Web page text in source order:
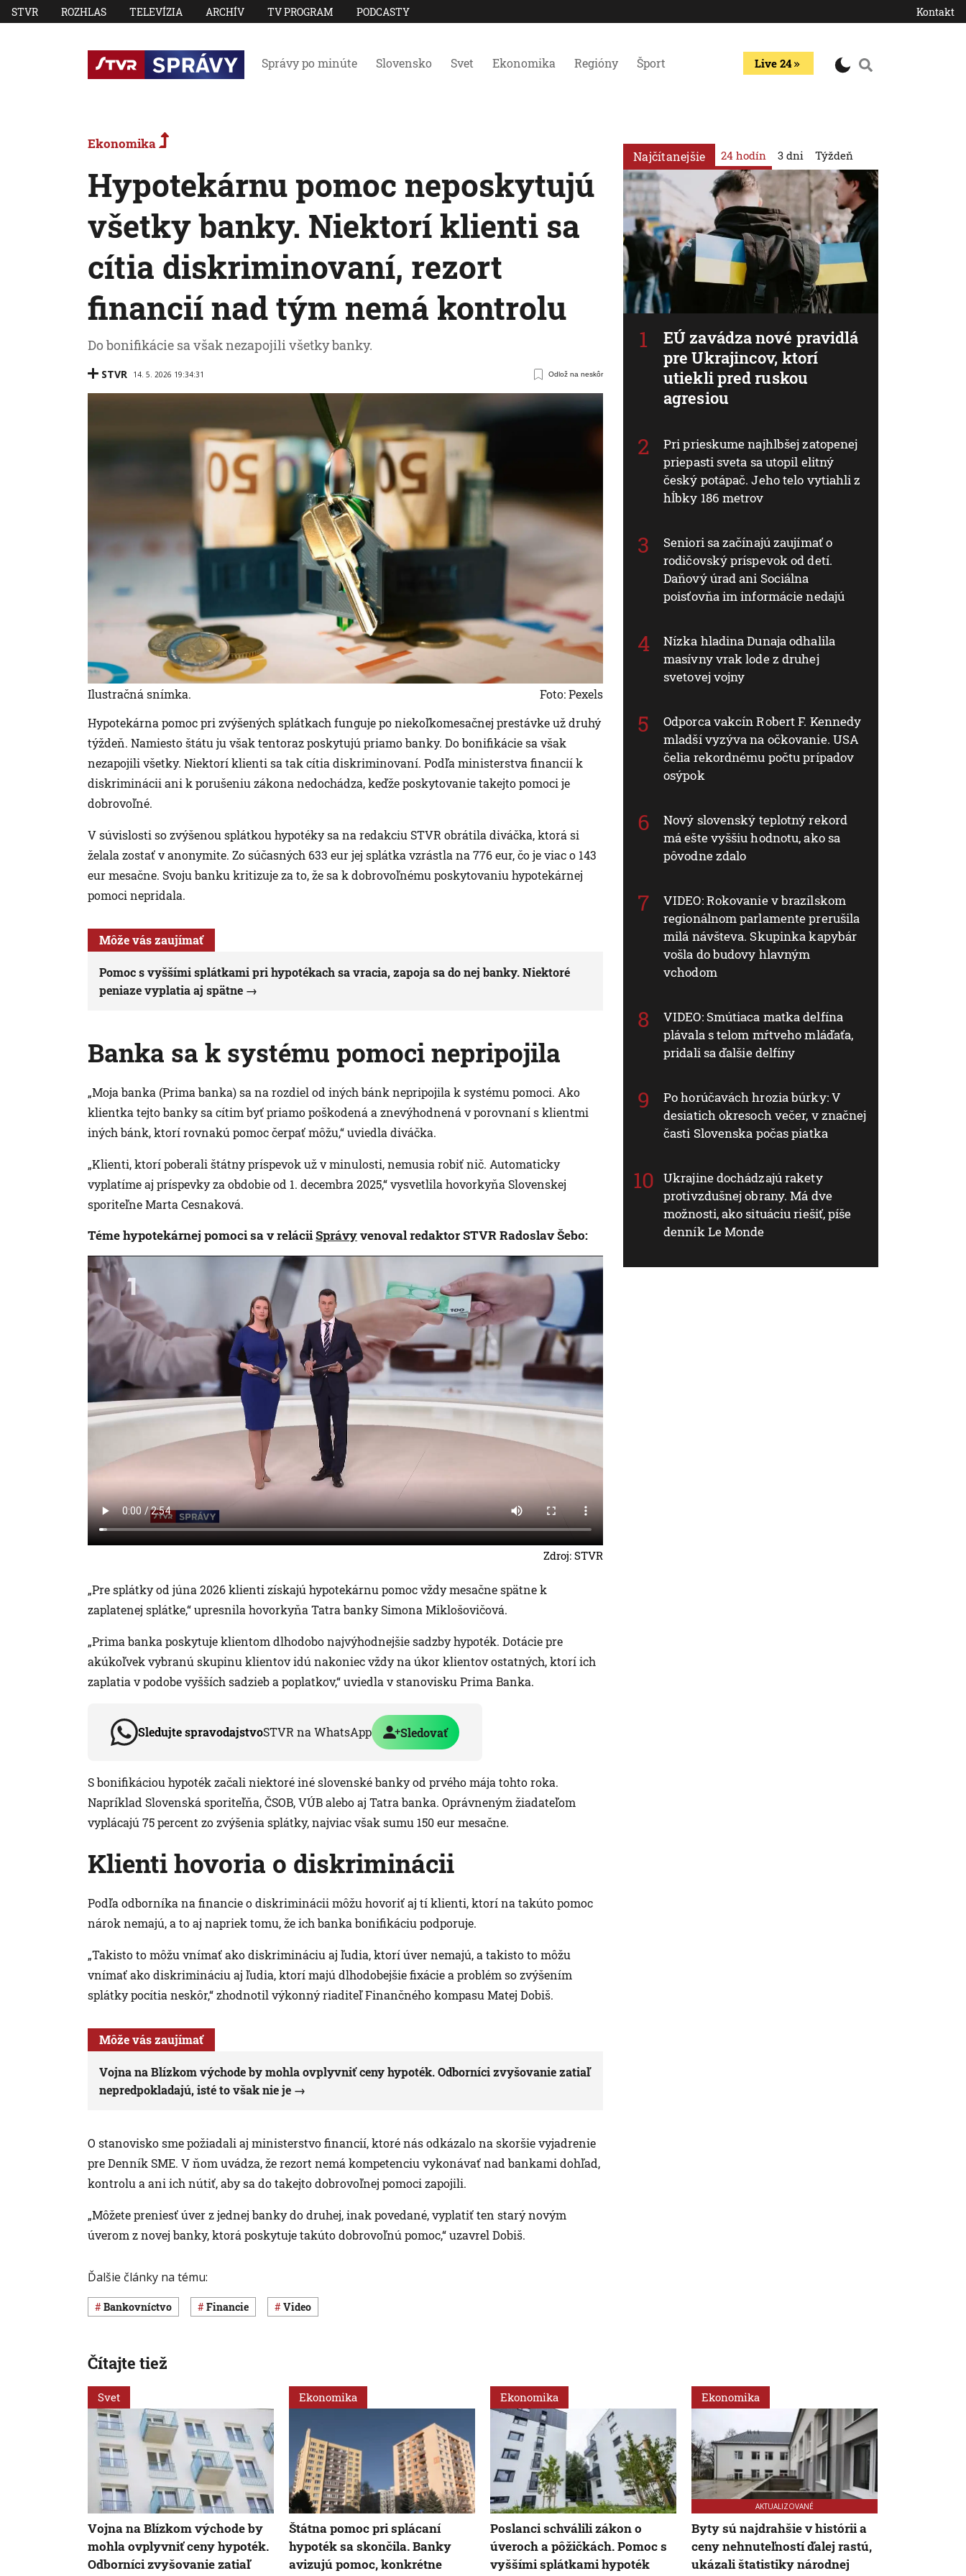
STVR ROZHLAS TELEVÍZIA ARCHÍV TV PROGRAM PODCASTY Kontakt
Správy po minúte Slovensko Svet Ekonomika Regióny Šport Live 24
Ekonomika
Hypotekárnu pomoc neposkytujú
všetky banky. Niektorí klienti sa
cítia diskriminovaní, rezort
financií nad tým nemá kontrolu
Do bonifikácie sa však nezapojili všetky banky.
STVR 14. 5. 2026 19:34:31 Odlož na neskôr
Ilustračná snímka.
Foto: Pexels
Hypotekárna pomoc pri zvýšených splátkach funguje po niekoľkomesačnej prestávke už druhý
týždeň. Namiesto štátu ju však tentoraz poskytujú priamo banky. Do bonifikácie sa však
nezapojili všetky. Niektorí klienti sa tak cítia diskriminovaní. Podľa ministerstva financií k
diskriminácii ani k porušeniu zákona nedochádza, keďže poskytovanie takejto pomoci je
dobrovoľné.
V súvislosti so zvýšenou splátkou hypotéky sa na redakciu STVR obrátila diváčka, ktorá si
želala zostať v anonymite. Zo súčasných 633 eur jej splátka vzrástla na 776 eur, čo je viac o 143
eur mesačne. Svoju banku kritizuje za to, že sa k dobrovoľnému poskytovaniu hypotekárnej
pomoci nepridala.
Môže vás zaujímať
Pomoc s vyššími splátkami pri hypotékach sa vracia, zapoja sa do nej banky. Niektoré
peniaze vyplatia aj spätne
Banka sa k systému pomoci nepripojila
„Moja banka (Prima banka) sa na rozdiel od iných bánk nepripojila k systému pomoci. Ako
klientka tejto banky sa cítim byť priamo poškodená a znevýhodnená v porovnaní s klientmi
iných bánk, ktorí rovnakú pomoc čerpať môžu,“ uviedla diváčka.
„Klienti, ktorí poberali štátny príspevok už v minulosti, nemusia robiť nič. Automaticky
vyplatíme aj príspevky za obdobie od 1. decembra 2025,“ vysvetlila hovorkyňa Slovenskej
sporiteľne Marta Cesnaková.
Téme hypotekárnej pomoci sa v reláciiSprávyvenoval redaktor STVR Radoslav Šebo:
Zdroj: STVR
„Pre splátky od júna 2026 klienti získajú hypotekárnu pomoc vždy mesačne spätne k
zaplatenej splátke,“ upresnila hovorkyňa Tatra banky Simona Miklošovičová.
„Prima banka poskytuje klientom dlhodobo najvýhodnejšie sadzby hypoték. Dotácie pre
akúkoľvek vybranú skupinu klientov idú nakoniec vždy na úkor klientov ostatných, ktorí ich
zaplatia v podobe vyšších sadzieb a poplatkov,“ uviedla v stanovisku Prima Banka.
Sledujte spravodajstvoSTVR na WhatsApp Sledovať
S bonifikáciou hypoték začali niektoré iné slovenské banky od prvého mája tohto roka.
Napríklad Slovenská sporiteľňa, ČSOB, VÚB alebo aj Tatra banka. Oprávneným žiadateľom
vyplácajú 75 percent zo zvýšenia splátky, najviac však sumu 150 eur mesačne.
Klienti hovoria o diskriminácii
Podľa odborníka na financie o diskriminácii môžu hovoriť aj tí klienti, ktorí na takúto pomoc
nárok nemajú, a to aj napriek tomu, že ich banka bonifikáciu podporuje.
„Takisto to môžu vnímať ako diskrimináciu aj ľudia, ktorí úver nemajú, a takisto to môžu
vnímať ako diskrimináciu aj ľudia, ktorí majú dlhodobejšie fixácie a problém so zvýšením
splátky pocítia neskôr,“ zhodnotil výkonný riaditeľ Finančného kompasu Matej Dobiš.
Môže vás zaujímať
Vojna na Blízkom východe by mohla ovplyvniť ceny hypoték. Odborníci zvyšovanie zatiaľ
nepredpokladajú, isté to však nie je
O stanovisko sme požiadali aj ministerstvo financií, ktoré nás odkázalo na skoršie vyjadrenie
pre Denník SME. V ňom uvádza, že rezort nemá kompetenciu vykonávať nad bankami dohľad,
kontrolu a ani ich nútiť, aby sa do takejto dobrovoľnej pomoci zapojili.
„Môžete preniesť úver z jednej banky do druhej, inak povedané, vyplatiť ten starý novým
úverom z novej banky, ktorá poskytuje takúto dobrovoľnú pomoc,“ uzavrel Dobiš.
Ďalšie články na tému:
Bankovníctvo Financie Video
Najčítanejšie 24 hodín
EÚ zavádza nové pravidlá
pre Ukrajincov, ktorí
utiekli pred ruskou
agresiou
Pri prieskume najhlbšej zatopenej
priepasti sveta sa utopil elitný
český potápač. Jeho telo vytiahli z
hĺbky 186 metrov
Seniori sa začínajú zaujímať o
rodičovský príspevok od detí.
Daňový úrad ani Sociálna
poisťovňa im informácie nedajú
Nízka hladina Dunaja odhalila
masívny vrak lode z druhej
svetovej vojny
Odporca vakcín Robert F. Kennedy
mladší vyzýva na očkovanie. USA
čelia rekordnému počtu prípadov
osýpok
Nový slovenský teplotný rekord
má ešte vyššiu hodnotu, ako sa
pôvodne zdalo
VIDEO: Rokovanie v brazílskom
regionálnom parlamente prerušila
milá návšteva. Skupinka kapybár
vošla do budovy hlavným
vchodom
VIDEO: Smútiaca matka delfína
plávala s telom mŕtveho mláďaťa,
pridali sa ďalšie delfíny
Po horúčavách hrozia búrky: V
desiatich okresoch večer, v značnej
časti Slovenska počas piatka
Ukrajine dochádzajú rakety
protivzdušnej obrany. Má dve
možnosti, ako situáciu riešiť, píše
denník Le Monde
3 dni Týždeň
Čítajte tiež
Svet
Vojna na Blízkom východe by
mohla ovplyvniť ceny hypoték.
Odborníci zvyšovanie zatiaľ
Ekonomika
Štátna pomoc pri splácaní
hypoték sa skončila. Banky
avizujú pomoc, konkrétne
Ekonomika
Poslanci schválili zákon o
úveroch a pôžičkách. Pomoc s
vyššími splátkami hypoték
Ekonomika
AKTUALIZOVANÉ
Byty sú najdrahšie v histórii a
ceny nehnuteľností ďalej rastú,
ukázali štatistiky národnej